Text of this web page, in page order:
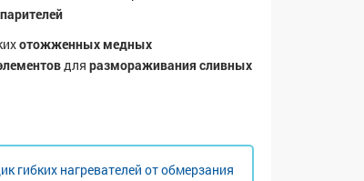
отожженных медных
дляразмораживания сливных
гибких нагревателей от обмерзания